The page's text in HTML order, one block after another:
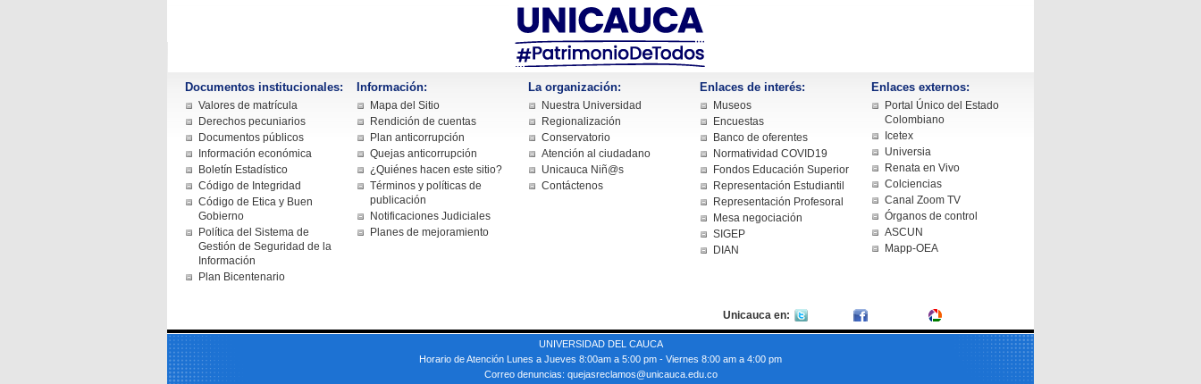
Documentos institucionales:
Valores de matrícula
Derechos pecuniarios
Documentos públicos
Información económica
Boletín Estadístico
Código de Integridad
Código de Etica y Buen
Gobierno
Política del Sistema de
Gestión de Seguridad de la
Información
Plan Bicentenario
Información:
Mapa del Sitio
Rendición de cuentas
Plan anticorrupción
Quejas anticorrupción
¿Quiénes hacen este sitio?
Términos y políticas de
publicación
Notificaciones Judiciales
Planes de mejoramiento
La organización:
Nuestra Universidad
Regionalización
Conservatorio
Atención al ciudadano
Unicauca Niñ@s
Contáctenos
Enlaces de interés:
Museos
Encuestas
Banco de oferentes
Normatividad COVID19
Fondos Educación Superior
Representación Estudiantil
Representación Profesoral
Mesa negociación
SIGEP
DIAN
Enlaces externos:
Portal Único del Estado
Colombiano
Icetex
Universia
Renata en Vivo
Colciencias
Canal Zoom TV
Órganos de control
ASCUN
Mapp-OEA
Unicauca en:
UNIVERSIDAD DEL CAUCA
Horario de Atención Lunes a Jueves 8:00am a 5:00 pm - Viernes 8:00 am a 4:00 pm
Correo denuncias: quejasreclamos@unicauca.edu.co